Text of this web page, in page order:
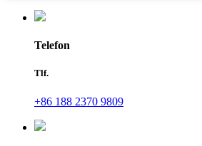
Telefon
Tlf.
+86 188 2370 9809